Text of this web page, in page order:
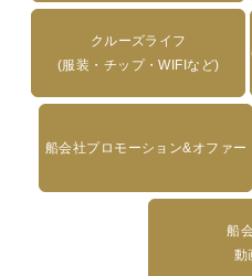
クルーズライフ
(服装・チップ・WIFIなど)
船会社プロモーション&オファー
船
動